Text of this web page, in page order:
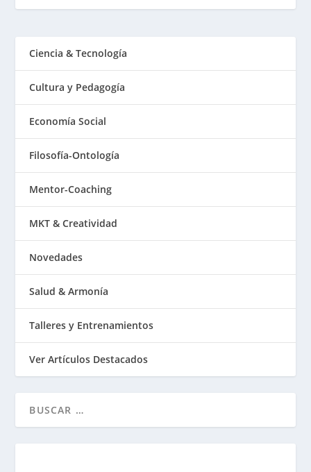
Ciencia & Tecnología
Cultura y Pedagogía
Economía Social
Filosofía-Ontología
Mentor-Coaching
MKT & Creatividad
Novedades
Salud & Armonía
Talleres y Entrenamientos
Ver Artículos Destacados